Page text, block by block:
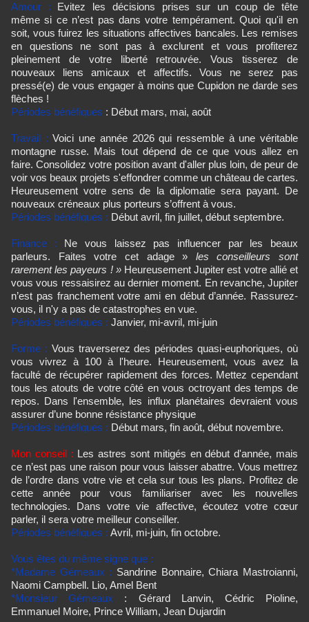
Amour : Evitez les décisions prises sur un coup de tête
même si ce n’est pas dans votre tempérament. Quoi qu'il en
soit, vous fuirez les situations affectives bancales. Les remises
en questions ne sont pas à exclurent et vous profiterez
pleinement de votre liberté retrouvée. Vous tisserez de
nouveaux liens amicaux et affectifs. Vous ne serez pas
pressé(e) de vous engager à moins que Cupidon ne darde ses
flèches !
Périodes bénéfiques : Début mars, mai, août
Travail : Voici une année 2026 qui ressemble à une véritable
montagne russe. Mais tout dépend de ce que vous allez en
faire. Consolidez votre position avant d'aller plus loin, de peur de
voir vos beaux projets s'effondrer comme un château de cartes.
Heureusement votre sens de la diplomatie sera payant. De
nouveaux créneaux plus porteurs s’offrent à vous.
Périodes bénéfiques : Début avril, fin juillet, début septembre.
Finance : Ne vous laissez pas influencer par les beaux
parleurs. Faites votre cet adage » les conseilleurs sont
rarement les payeurs ! »Heureusement Jupiter est votre allié et
vous vous ressaisirez au dernier moment. En revanche, Jupiter
n’est pas franchement votre ami en début d’année. Rassurez-
vous, il n'y a pas de catastrophes en vue.
Périodes bénéfiques : Janvier, mi-avril, mi-juin
Forme : Vous traverserez des périodes quasi-euphoriques, où
vous vivrez à 100 à l'heure. Heureusement, vous avez la
faculté de récupérer rapidement des forces. Mettez cependant
tous les atouts de votre côté en vous octroyant des temps de
repos. Dans l'ensemble, les influx planétaires devraient vous
assurer d’une bonne résistance physique
Périodes bénéfiques : Début mars, fin août, début novembre.
Mon conseil : Les astres sont mitigés en début d'année, mais
ce n’est pas une raison pour vous laisser abattre. Vous mettrez
de l’ordre dans votre vie et cela sur tous les plans. Profitez de
cette année pour vous familiariser avec les nouvelles
technologies. Dans votre vie affective, écoutez votre cœur
parler, il sera votre meilleur conseiller.
Périodes bénéfiques : Avril, mi-juin, fin octobre.
Vous êtes du même signe que :
*Madame Gémeaux : Sandrine Bonnaire, Chiara Mastroianni,
Naomi Campbell. Lio, Amel Bent
*Monsieur Gémeaux : Gérard Lanvin, Cédric Pioline,
Emmanuel Moire, Prince William, Jean Dujardin